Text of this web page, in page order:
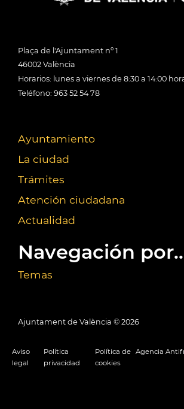
Plaça de l'Ajuntament nº 1
46002 València
Horarios: lunes a viernes de 8:30 a 14:00
Teléfono: 963 52 54 78
Ayuntamiento
La ciudad
Trámites
Atención ciudadana
Actualidad
Navegación
Temas
Ajuntament de València © 2026
Aviso
legal
Política
privacidad
Política de
cookies
Agencia